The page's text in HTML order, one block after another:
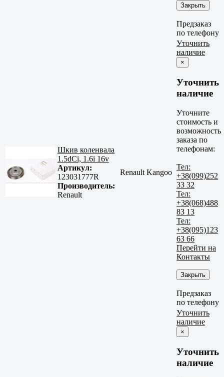
Закрыть
Предзаказ
по телефону
Шкив коленвала
1.5dCi, 1.6i 16v
Артикул:
123031777R
Производитель:
Renault
Renault Kangoo
Уточнить
наличие
×
Уточнить
наличие
Уточните
стоимость и
возможность
заказа по
телефонам:
Тел:
+38(099)252
33 32
Тел:
+38(068)488
83 13
Тел:
+38(095)123
63 66
Перейти на
Контакты
Закрыть
Предзаказ
по телефону
Уточнить
наличие
×
Уточнить
наличие